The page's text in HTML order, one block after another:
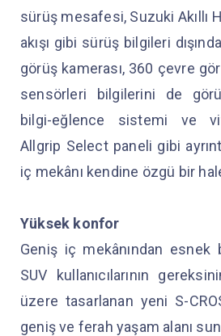
sürüş mesafesi, Suzuki Akıllı
akışı gibi sürüş bilgileri
görüş kamerası, 360 çevre
sensörleri bilgilerini de
bilgi-eğlence sistemi ve
Allgrip Select paneli gibi
iç mekânı kendine özgü bir
Yüksek konfor
Geniş iç mekânından esnek
SUV kullanıcılarının
üzere tasarlanan yeni S-
geniş ve ferah yaşam alanı